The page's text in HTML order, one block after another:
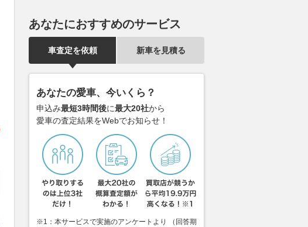
あなたにおすすめのサービス
車査定を依頼 新車を見積る
あなたの愛車、今いくら？
申込み最短3時間後に最大20社から
愛車の査定結果をWebでお知らせ！
※1：本サービスで実施のアンケートより （回答期